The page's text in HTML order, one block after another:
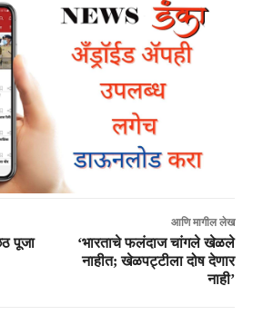
पूजा
आणि मागील लेख
‘भारताचे फलंदाज चांगले खेळले
नाहीत; खेळपट्टीला दोष देणार
नाही’